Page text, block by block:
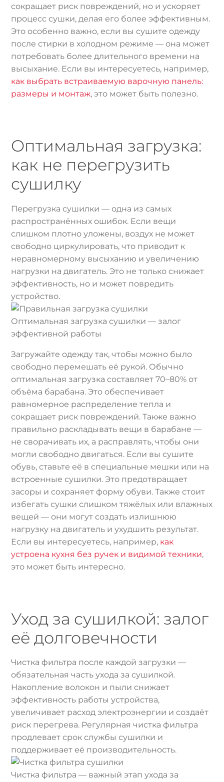
сокращает риск повреждений, но и ускоряет
процесс сушки, делая его более эффективным.
Это особенно важно, если вы сушите одежду
после стирки в холодном режиме — она может
потребовать более длительного времени на
высыхание. Если вы интересуетесь, например,
как выбрать встраиваемую варочную панель:
размеры и монтаж, это может быть полезно.
Оптимальная загрузка:
как не перегрузить
сушилку
Перегрузка сушилки — одна из самых
распространённых ошибок. Если вещи
слишком плотно уложены, воздух не может
свободно циркулировать, что приводит к
неравномерному высыханию и увеличению
нагрузки на двигатель. Это не только снижает
эффективность, но и может повредить
устройство.
Оптимальная загрузка сушилки — залог
эффективной работы
Загружайте одежду так, чтобы можно было
свободно перемешать её рукой. Обычно
оптимальная загрузка составляет 70–80% от
объёма барабана. Это обеспечивает
равномерное распределение тепла и
сокращает риск повреждений. Также важно
правильно раскладывать вещи в барабане —
не сворачивать их, а расправлять, чтобы они
могли свободно двигаться. Если вы сушите
обувь, ставьте её в специальные мешки или на
встроенные сушилки. Это предотвращает
засоры и сохраняет форму обуви. Также стоит
избегать сушки слишком тяжёлых или влажных
вещей — они могут создать излишнюю
нагрузку на двигатель и ухудшить результат.
Если вы интересуетесь, например, как
устроена кухня без ручек и видимой техники,
это может быть интересно.
Уход за сушилкой: залог
её долговечности
Чистка фильтра после каждой загрузки —
обязательная часть ухода за сушилкой.
Накопление волокон и пыли снижает
эффективность работы устройства,
увеличивает расход электроэнергии и создаёт
риск перегрева. Регулярная чистка фильтра
продлевает срок службы сушилки и
поддерживает её производительность.
Чистка фильтра — важный этап ухода за